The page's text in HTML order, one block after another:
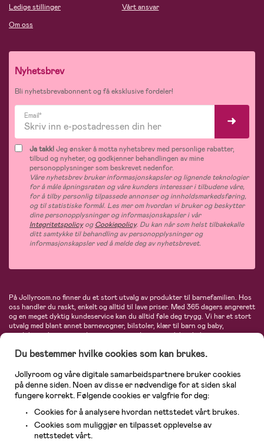
Ledige stillinger
Om oss
Vårt ansvar
Nyhetsbrev
Bli nyhetsbrevabonnent og få eksklusive fordeler!
Email*
Ja takk!Jeg ønsker å motta nyhetsbrev med personlige rabatter,
tilbud og nyheter, og godkjenner behandlingen av mine
personopplysninger som beskrevet nedenfor.
Våre nyhetsbrev bruker informasjonskapsler og lignende teknologier
for å måle åpningsraten og våre kunders interesser i tilbudene våre,
for å tilby personlig tilpassede annonser og innholdsmarkedsføring,
og til statistiske formål. Les mer om hvordan vi bruker og beskytter
dine personopplysninger og informasjonskapsler i vår
IntegritetspolicyogCookiepolicy. Du kan når som helst tilbakekalle
ditt samtykke til behandling av personopplysninger og
informasjonskapsler ved å melde deg av nyhetsbrevet.
På Jollyroom.no finner du et stort utvalg av produkter til barnefamilien. Hos
oss handler du raskt, enkelt og alltid til lave priser. Med 365 dagers angrerett
og en meget dyktig kundeservice kan du alltid føle deg trygg. Vi har et stort
utvalg med blant annet barnevogner, bilstoler, klær til barn og baby,
produkter til mor, mengder av inspirerende interiør, leker, babyustyr og mye
Maxi-Cosi, Baby Jogger, BabyBjörn, Didriksons, KidKraft, Ergobaby, Philips
største nettbutikk for barn og baby!
Du bestemmer hvilke cookies som kan brukes.
Jollyroom og våre digitale samarbeidspartnere bruker cookies
på denne siden. Noen av disse er nødvendige for at siden skal
fungere korrekt. Følgende cookies er valgfrie for deg:
Cookies for å analysere hvordan nettstedet vårt brukes.
Cookies som muliggjør en tilpasset opplevelse av
nettstedet vårt.